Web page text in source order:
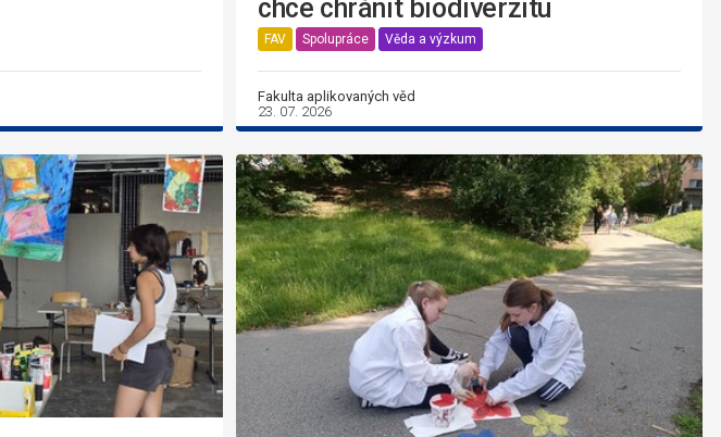
chce chránit biodiverzitu
FAV Spolupráce Věda a výzkum
Fakulta aplikovaných věd
23. 07. 2026